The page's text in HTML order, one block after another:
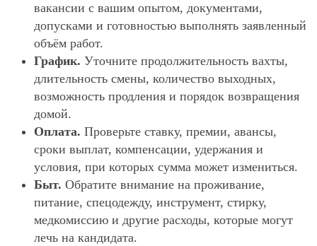
вакансии с вашим опытом, документами,
допусками и готовностью выполнять заявленный
объём работ.
График. Уточните продолжительность вахты,
длительность смены, количество выходных,
возможность продления и порядок возвращения
домой.
Оплата. Проверьте ставку, премии, авансы,
сроки выплат, компенсации, удержания и
условия, при которых сумма может измениться.
Быт. Обратите внимание на проживание,
питание, спецодежду, инструмент, стирку,
медкомиссию и другие расходы, которые могут
лечь на кандидата.